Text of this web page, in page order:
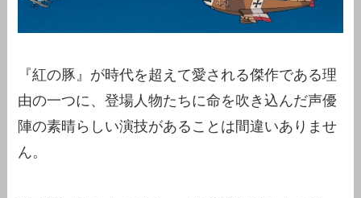
『紅の豚』が時代を超えて愛される傑作である理
由の一つに、登場人物たちに命を吹き込んだ声優
陣の素晴らしい演技があることは間違いありませ
ん。